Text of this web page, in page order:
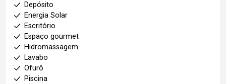
Depósito
Energia Solar
Escritório
Espaço gourmet
Hidromassagem
Lavabo
Ofurô
Piscina